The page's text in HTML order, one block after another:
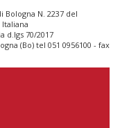
N. 2237 del
Italiana
d.lgs 70/2017
(Bo) tel 051 0956100 - fax